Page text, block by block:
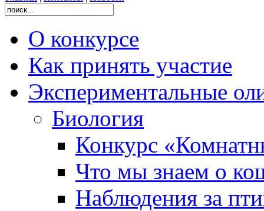
О конкурсе
Как принять участие
Экспериментальные
Биология
Конкурс
Что мы знаем о
Наблюдения за